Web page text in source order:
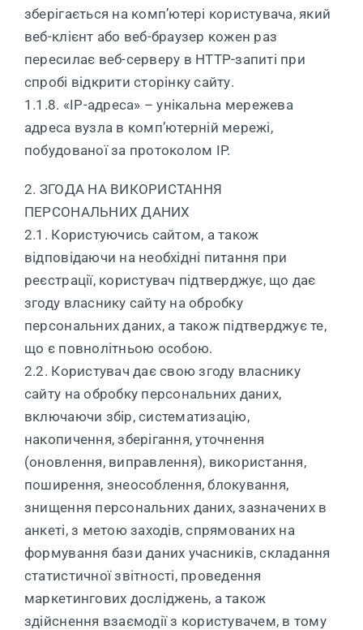
зберігається на комп’ютері користувача, який
веб-клієнт або веб-браузер кожен раз
пересилає веб-серверу в HTTP-запиті при
спробі відкрити сторінку сайту.
1.1.8. «IP-адреса» – унікальна мережева
адреса вузла в комп’ютерній мережі,
побудованої за протоколом IP.
2. ЗГОДА НА ВИКОРИСТАННЯ
ПЕРСОНАЛЬНИХ ДАНИХ
2.1. Користуючись сайтом, а також
відповідаючи на необхідні питання при
реєстрації, користувач підтверджує, що дає
згоду власнику сайту на обробку
персональних даних, а також підтверджує те,
що є повнолітньою особою.
2.2. Користувач дає свою згоду власнику
сайту на обробку персональних даних,
включаючи збір, систематизацію,
накопичення, зберігання, уточнення
(оновлення, виправлення), використання,
поширення, знеособлення, блокування,
знищення персональних даних, зазначених в
анкеті, з метою заходів, спрямованих на
формування бази даних учасників, складання
статистичної звітності, проведення
маркетингових досліджень, а також
здійснення взаємодії з користувачем, в тому